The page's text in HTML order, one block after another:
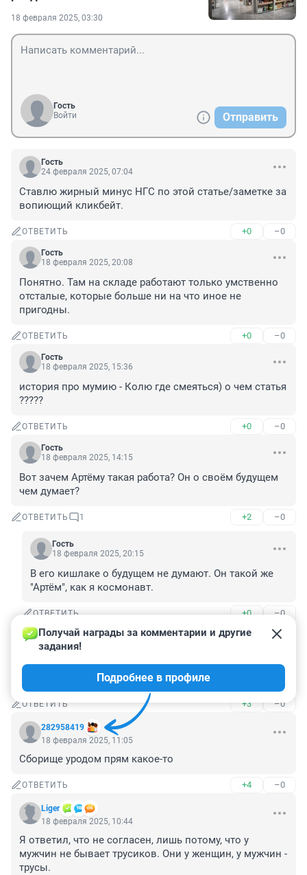
18 февраля 2025, 03:30
Гость
Войти
Отправить
Гость
24 февраля 2025, 07:04
Ставлю жирный минус НГС по этой статье/заметке за
вопиющий кликбейт.
ОТВЕТИТЬ +0 –0
Гость
18 февраля 2025, 20:08
Понятно. Там на складе работают только умственно
отсталые, которые больше ни на что иное не
пригодны.
ОТВЕТИТЬ +0 –0
Гость
18 февраля 2025, 15:36
история про мумию - Колю где смеяться) о чем статья
?????
ОТВЕТИТЬ +0 –0
Гость
18 февраля 2025, 14:15
Вот зачем Артёму такая работа? Он о своём будущем
чем думает?
ОТВЕТИТЬ 1 +2 –0
Гость
18 февраля 2025, 20:15
В его кишлаке о будущем не думают. Он такой же
"Артём", как я космонавт.
ОТВЕТИТЬ +0 –0
Гость
18 февраля 2025, 11:08
Даже гадать не надо это склад Вайлдбериз. Там такие
"весёлые" сотрудники работают.
ОТВЕТИТЬ +3 –0
282958419
Получай награды за комментарии и другие
задания!
Подробнее в профиле
18 февраля 2025, 11:05
Сборище уродом прям какое-то
ОТВЕТИТЬ +4 –0
Liger
18 февраля 2025, 10:44
Я ответил, что не согласен, лишь потому, что у
мужчин не бывает трусиков. Они у женщин, у мужчин -
трусы.